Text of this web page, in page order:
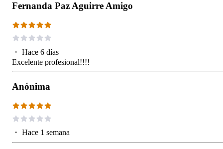
Fernanda Paz Aguirre Amigo
・ Hace 6 días
Excelente profesional!!!!
Anónima
・ Hace 1 semana